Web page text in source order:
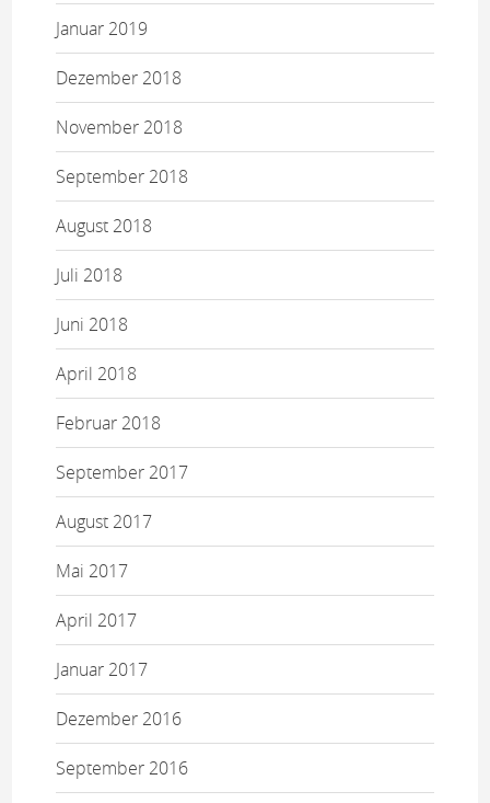
Januar 2019
Dezember 2018
November 2018
September 2018
August 2018
Juli 2018
Juni 2018
April 2018
Februar 2018
September 2017
August 2017
Mai 2017
April 2017
Januar 2017
Dezember 2016
September 2016